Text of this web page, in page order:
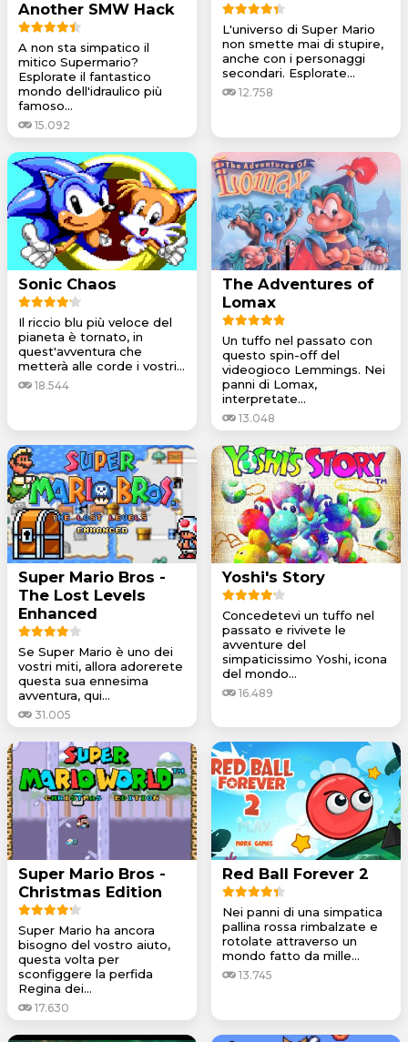
Another SMW Hack
A non sta simpatico il
mitico Supermario?
Esplorate il fantastico
mondo dell'idraulico più
famoso...
15.092
L'universo di Super Mario
non smette mai di stupire,
anche con i personaggi
secondari. Esplorate...
12.758
Sonic Chaos
Il riccio blu più veloce del
pianeta è tornato, in
quest'avventura che
metterà alle corde i vostri...
18.544
The Adventures of
Lomax
Un tuffo nel passato con
questo spin-off del
videogioco Lemmings. Nei
panni di Lomax,
interpretate...
13.048
Super Mario Bros -
The Lost Levels
Enhanced
Se Super Mario è uno dei
vostri miti, allora adorerete
questa sua ennesima
avventura, qui...
31.005
Yoshi's Story
Concedetevi un tuffo nel
passato e rivivete le
avventure del
simpaticissimo Yoshi, icona
del mondo...
16.489
Super Mario Bros -
Christmas Edition
Super Mario ha ancora
bisogno del vostro aiuto,
questa volta per
sconfiggere la perfida
Regina dei...
17.630
Red Ball Forever 2
Nei panni di una simpatica
pallina rossa rimbalzate e
rotolate attraverso un
mondo fatto da mille...
13.745